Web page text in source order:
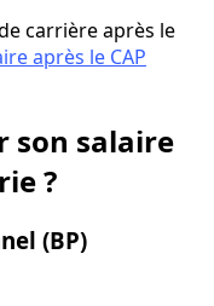
carrière après le
après le CAP
son salaire
?
(BP)